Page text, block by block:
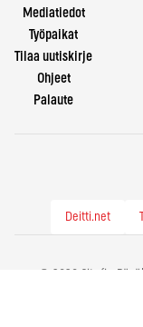
Mediatiedot
Työpaikat
Tilaa uutiskirje
Ohjeet
Palaute
Deitti.net